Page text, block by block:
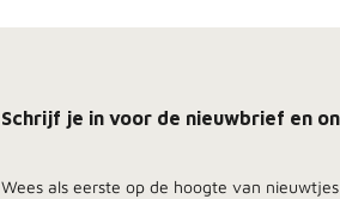
Schrijf je in voor de nieuwbrief en
Wees als eerste op de hoogte van